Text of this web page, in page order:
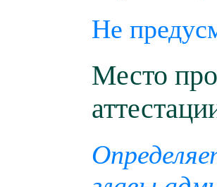
Не
Место